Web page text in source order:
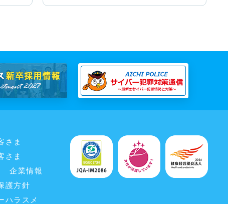
さま
さま
企業情報
護方針
ハラスメ